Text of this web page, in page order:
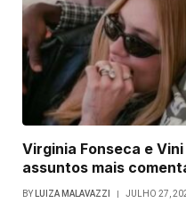
Virginia Fonseca e
assuntos mais
BY LUIZA MALAVAZZI JULHO 27,